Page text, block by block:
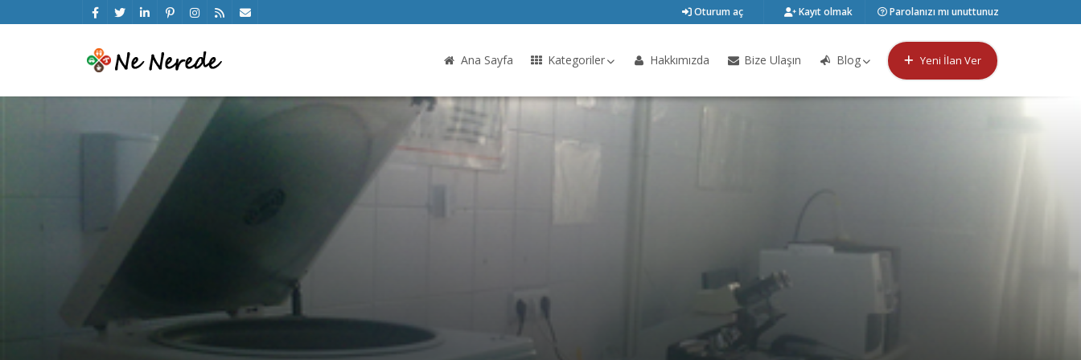
Oturum aç Kayıt olmak Parolanızı mı unuttunuz
Ana Sayfa Kategoriler Hakkımızda Bize Ulaşın Blog Yeni İlan Ver